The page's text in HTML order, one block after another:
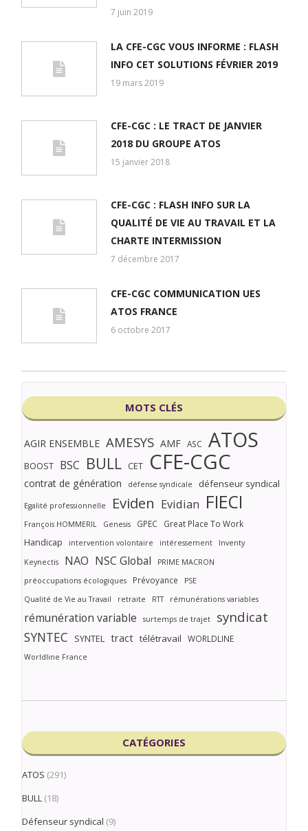
7 juin 2019
LA CFE-CGC VOUS INFORME : FLASH
INFO CET SOLUTIONS FÉVRIER 2019
19 mars 2019
CFE-CGC : LE TRACT DE JANVIER
2018 DU GROUPE ATOS
15 janvier 2018
CFE-CGC : FLASH INFO SUR LA
QUALITÉ DE VIE AU TRAVAIL ET LA
CHARTE INTERMISSION
7 décembre 2017
CFE-CGC COMMUNICATION UES
ATOS FRANCE
6 octobre 2017
MOTS CLÉS
AGIR ENSEMBLE AMESYS AMF ASC ATOS
BOOST BSC BULL CET CFE-CGC
contrat de génération défense syndicale défenseur syndical
Egalité professionnelle Eviden Evidian FIECI
François HOMMERIL Genesis GPEC Great Place To Work
Handicap intervention volontaire intéressement
Inventy
Keynectis
NAO NSC Global
PRIME MACRON
préoccupations écologiques
Prévoyance
PSE
Qualité de Vie au Travail
retraite RTT rémunérations variables
rémunération variable surtemps de trajet syndicat
SYNTEC SYNTEL tract télétravail WORLDLINE
Worldline France
CATÉGORIES
ATOS (291)
BULL (18)
Défenseur syndical (9)